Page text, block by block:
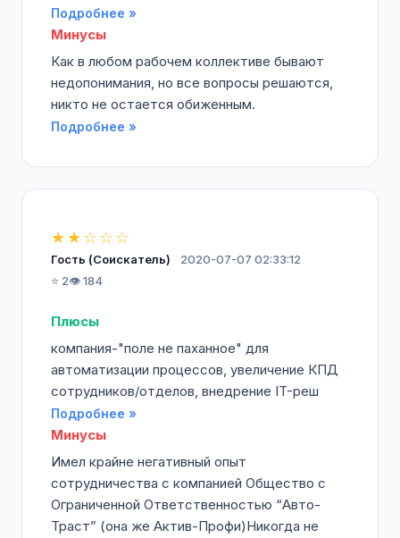
Подробнее »
Минусы
Как в любом рабочем коллективе бывают
недопонимания, но все вопросы решаются,
никто не остается обиженным.
Подробнее »
★★☆☆☆
Гость (Соискатель)
2020-07-07 02:33:12
⭐ 2👁️ 184
Плюсы
компания-"поле не паханное" для
автоматизации процессов, увеличение КПД
сотрудников/отделов, внедрение IT-реш
Подробнее »
Минусы
Имел крайне негативный опыт
сотрудничества с компанией Общество с
Ограниченной Ответственностью “Авто-
Траст” (она же Актив-Профи)Никогда не